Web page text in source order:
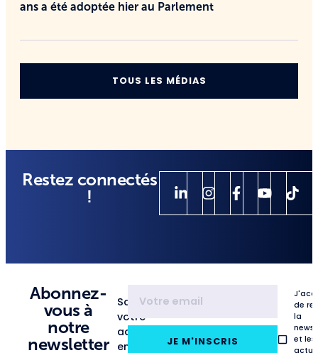
ans a été adoptée hier au Parlement
TOUS LES MÉDIAS
Restez connectés
!
Abonnez-
vous à
notre
newsletter
Saisissez
votre
adresse
email
JE M'INSCRIS
de
la
et les